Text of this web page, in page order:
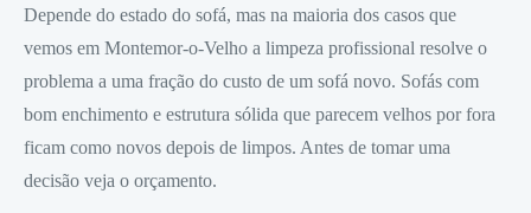
Depende do estado do sofá, mas na maioria dos casos que
vemos em Montemor-o-Velho a limpeza profissional resolve o
problema a uma fração do custo de um sofá novo. Sofás com
bom enchimento e estrutura sólida que parecem velhos por fora
ficam como novos depois de limpos. Antes de tomar uma
decisão veja o orçamento.